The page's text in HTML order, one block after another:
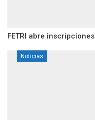
FETRI abre
Noticias